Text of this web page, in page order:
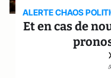
ALERTE CHAOS
Et en cas de